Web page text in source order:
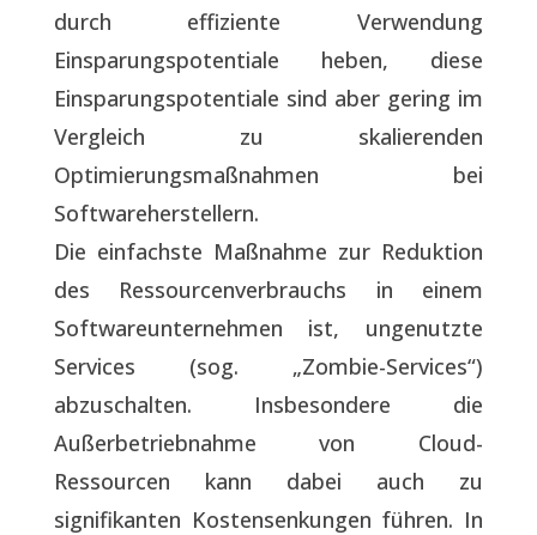
durch effiziente Verwendung
Einsparungspotentiale heben, diese
Einsparungspotentiale sind aber gering im
Vergleich zu skalierenden
Optimierungsmaßnahmen bei
Softwareherstellern.
Die einfachste Maßnahme zur Reduktion
des Ressourcenverbrauchs in einem
Softwareunternehmen ist, ungenutzte
Services (sog. „Zombie-Services“)
abzuschalten. Insbesondere die
Außerbetriebnahme von Cloud-
Ressourcen kann dabei auch zu
signifikanten Kostensenkungen führen. In